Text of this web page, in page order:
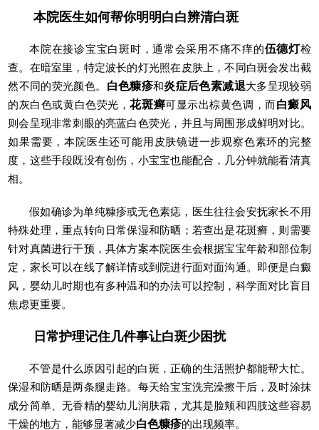
本院医生如何帮你明明白白辨清白斑
本院在接诊宝宝白斑时，通常会采用不痛不痒的伍德灯检
查。在暗室里，特定波长的灯光照在皮肤上，不同白斑会发出截
然不同的荧光颜色。 白色糠疹和炎症后色素减退大多呈现较弱
的灰白色或黄白色荧光，花斑癣可显示出棕黄色调，而白癜风
则会呈现非常刺眼的亮蓝白色荧光，并且与周围形成鲜明对比。
如果需要，本院医生还可能用皮肤镜进一步观察色素环的完整
度，这些手段既没有创伤，小宝宝也能配合，几分钟就能看清真
相。
假如确诊为单纯糠疹或无色素痣，医生往往会安抚家长不用
特殊处理，重点转向日常保湿和防晒；若查出是花斑癣，则需要
针对真菌进行干预，具体方案本院医生会根据宝宝年龄和部位制
定，家长可以在线了解详情或到院进行面对面沟通。即便是白癜
风，婴幼儿时期也有多种温和的办法可以控制，科学面对比盲目
焦虑更重要。
日常护理记住几件事让白斑少困扰
不管是什么原因引起的白斑，正确的生活照护都能帮大忙。
保湿和防晒是两条腿走路。每天给宝宝洗完澡擦干后，及时涂抹
成分简单、无香精的婴幼儿润肤霜，尤其是脸颊和四肢这些容易
干燥的地方，能够显著减少白色糠疹的出现频率。